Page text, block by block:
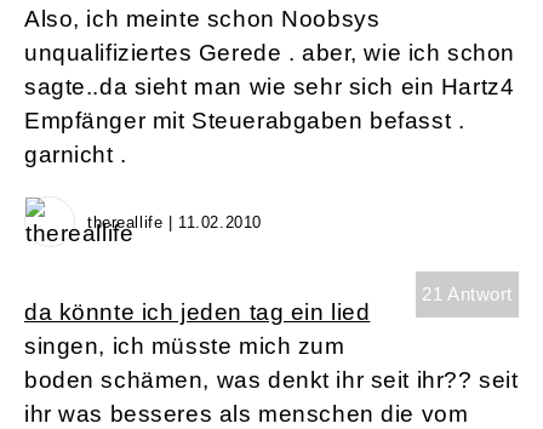
Also, ich meinte schon Noobsys
unqualifiziertes Gerede . aber, wie ich schon
sagte..da sieht man wie sehr sich ein Hartz4
Empfänger mit Steuerabgaben befasst .
garnicht .
thereallife | 11.02.2010
21 Antwort
da könnte ich jeden tag ein lied
singen, ich müsste mich zum
boden schämen, was denkt ihr seit ihr?? seit
ihr was besseres als menschen die vom